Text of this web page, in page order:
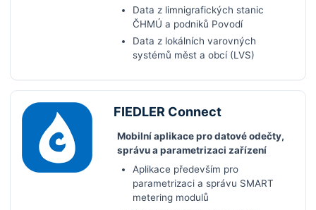
Data z limnigrafických stanic
ČHMÚ a podniků Povodí
Data z lokálních varovných
systémů měst a obcí (LVS)
FIEDLER Connect
Mobilní aplikace pro datové odečty,
správu a parametrizaci zařízení
Aplikace především pro
parametrizaci a správu SMART
metering modulů